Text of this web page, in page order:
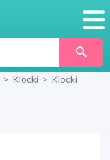
> Klocki > Klocki